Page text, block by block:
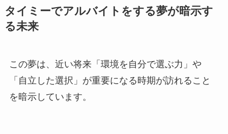
タイミーでアルバイトをする夢が暗示す
る未来
この夢は、近い将来「環境を自分で選ぶ力」や
「自立した選択」が重要になる時期が訪れること
を暗示しています。